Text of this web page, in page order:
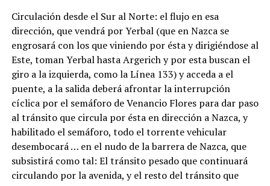
Circulación desde el Sur al Norte: el flujo en esa
dirección, que vendrá por Yerbal (que en Nazca se
engrosará con los que viniendo por ésta y dirigiéndose al
Este, toman Yerbal hasta Argerich y por esta buscan el
giro a la izquierda, como la Línea 133) y acceda a el
puente, a la salida deberá afrontar la interrupción
cíclica por el semáforo de Venancio Flores para dar paso
al tránsito que circula por ésta en dirección a Nazca, y
habilitado el semáforo, todo el torrente vehicular
desembocará … en el nudo de la barrera de Nazca, que
subsistirá como tal: El tránsito pesado que continuará
circulando por la avenida, y el resto del tránsito que